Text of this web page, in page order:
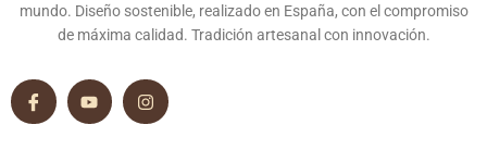
mundo. Diseño sostenible, realizado en España, con el compromiso
de máxima calidad. Tradición artesanal con innovación.